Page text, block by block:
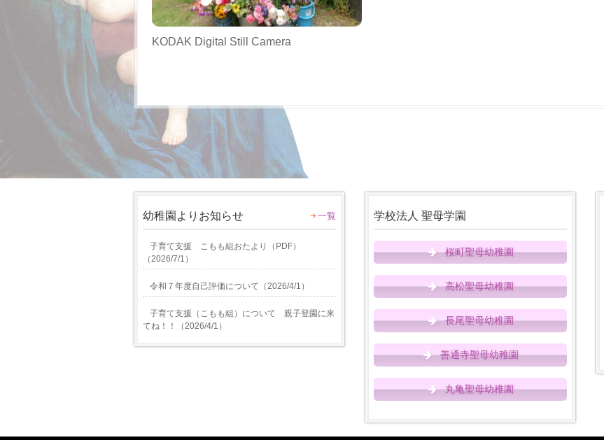
KODAK Digital Still Camera
幼稚園よりお知らせ 一覧
子育て支援 こもも組おたより（PDF）
（2026/7/1 ）
令和７年度自己評価について （2026/4/1 ）
子育て支援（こもも組）について 親子登園に来
てね！！
（2026/4/1 ）
学校法人 聖母学園
桜町聖母幼稚園
高松聖母幼稚園
長尾聖母幼稚園
善通寺聖母幼稚園
丸亀聖母幼稚園